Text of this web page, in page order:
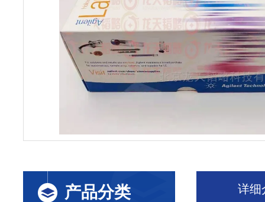
产品分类 详细